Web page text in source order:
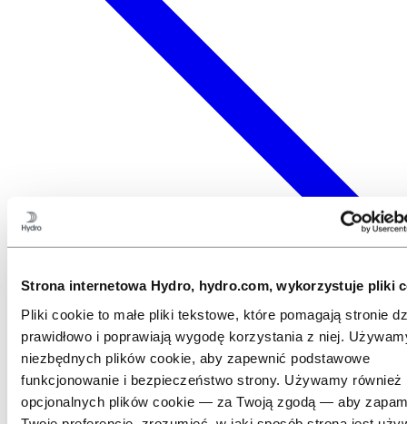
Strona internetowa Hydro, hydro.com, wykorzystuje pliki
Pliki cookie to małe pliki tekstowe, które pomagają stronie
prawidłowo i poprawiają wygodę korzystania z niej.
niezbędnych plików cookie, aby zapewnić podstawowe
funkcjonowanie i bezpieczeństwo strony. Używamy również
opcjonalnych plików cookie — za Twoją zgodą — aby